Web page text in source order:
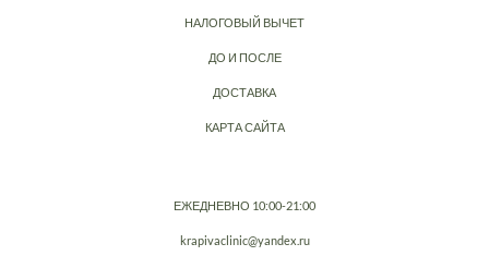
НАЛОГОВЫЙ ВЫЧЕТ
ДО И ПОСЛЕ
ДОСТАВКА
КАРТА САЙТА
ЕЖЕДНЕВНО 10:00-21:00
krapivaclinic@yandex.ru